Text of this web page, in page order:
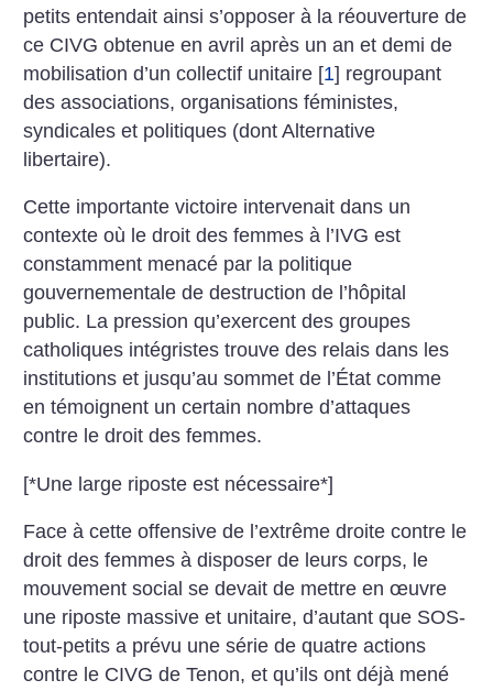
petits entendait ainsi s’opposer à la réouverture de
ce CIVG obtenue en avril après un an et demi de
mobilisation d’un collectif unitaire [1] regroupant
des associations, organisations féministes,
syndicales et politiques (dont Alternative
libertaire).
Cette importante victoire intervenait dans un
contexte où le droit des femmes à l’IVG est
constamment menacé par la politique
gouvernementale de destruction de l’hôpital
public. La pression qu’exercent des groupes
catholiques intégristes trouve des relais dans les
institutions et jusqu’au sommet de l’État comme
en témoignent un certain nombre d’attaques
contre le droit des femmes.
[*Une large riposte est nécessaire*]
Face à cette offensive de l’extrême droite contre le
droit des femmes à disposer de leurs corps, le
mouvement social se devait de mettre en œuvre
une riposte massive et unitaire, d’autant que SOS-
tout-petits a prévu une série de quatre actions
contre le CIVG de Tenon, et qu’ils ont déjà mené